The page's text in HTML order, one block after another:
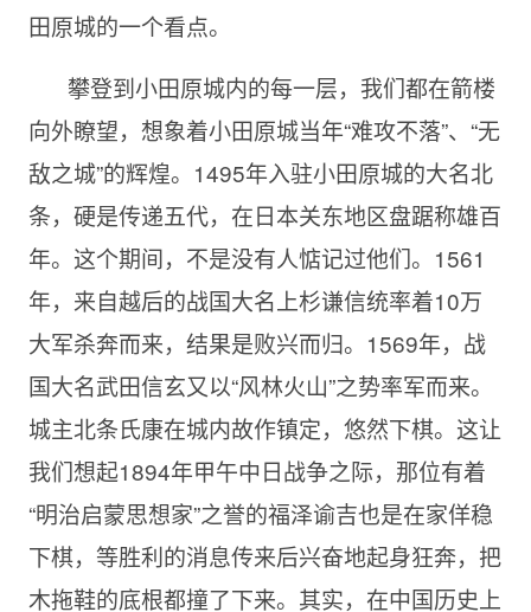
田原城的一个看点。
攀登到小田原城内的每一层，我们都在箭楼
向外瞭望，想象着小田原城当年“难攻不落”、“无
敌之城”的辉煌。1495年入驻小田原城的大名北
条，硬是传递五代，在日本关东地区盘踞称雄百
年。这个期间，不是没有人惦记过他们。1561
年，来自越后的战国大名上杉谦信统率着10万
大军杀奔而来，结果是败兴而归。1569年，战
国大名武田信玄又以“风林火山”之势率军而来。
城主北条氏康在城内故作镇定，悠然下棋。这让
我们想起1894年甲午中日战争之际，那位有着
“明治启蒙思想家”之誉的福泽谕吉也是在家佯稳
下棋，等胜利的消息传来后兴奋地起身狂奔，把
木拖鞋的底根都撞了下来。其实，在中国历史上